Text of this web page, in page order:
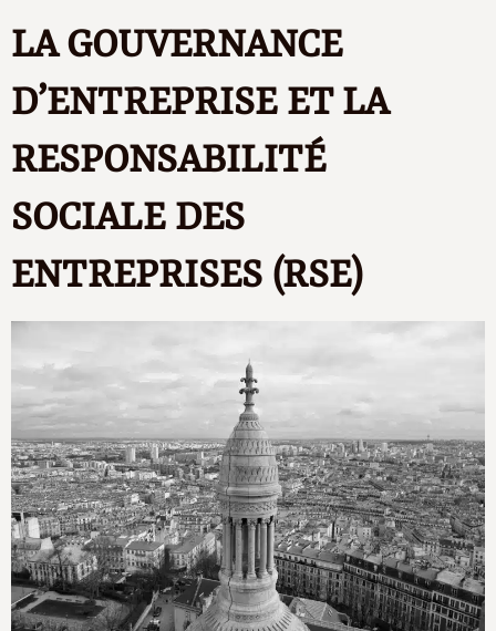
LA GOUVERNANCE
D’ENTREPRISE ET LA
RESPONSABILITÉ
SOCIALE DES
ENTREPRISES (RSE)